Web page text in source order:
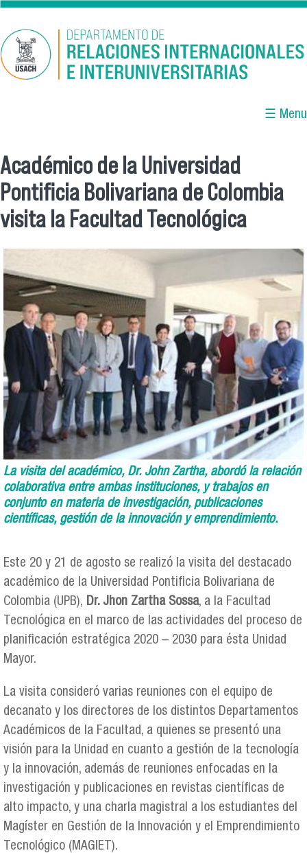
Pasar al contenido principal
☰ Menu
Se encuentra usted aquí
Académico de la Universidad
Pontificia Bolivariana de Colombia
visita la Facultad Tecnológica
La visita del académico, Dr. John Zartha, abordó la relación
colaborativa entre ambas instituciones, y trabajos en
conjunto en materia de investigación, publicaciones
científicas, gestión de la innovación y emprendimiento.
Este 20 y 21 de agosto se realizó la visita del destacado
académico de la Universidad Pontificia Bolivariana de
Colombia (UPB), Dr. Jhon Zartha Sossa, a la Facultad
Tecnológica en el marco de las actividades del proceso de
planificación estratégica 2020 – 2030 para ésta Unidad
Mayor.
La visita consideró varias reuniones con el equipo de
decanato y los directores de los distintos Departamentos
Académicos de la Facultad, a quienes se presentó una
visión para la Unidad en cuanto a gestión de la tecnología
y la innovación, además de reuniones enfocadas en la
investigación y publicaciones en revistas científicas de
alto impacto, y una charla magistral a los estudiantes del
Magíster en Gestión de la Innovación y el Emprendimiento
Tecnológico (MAGIET).